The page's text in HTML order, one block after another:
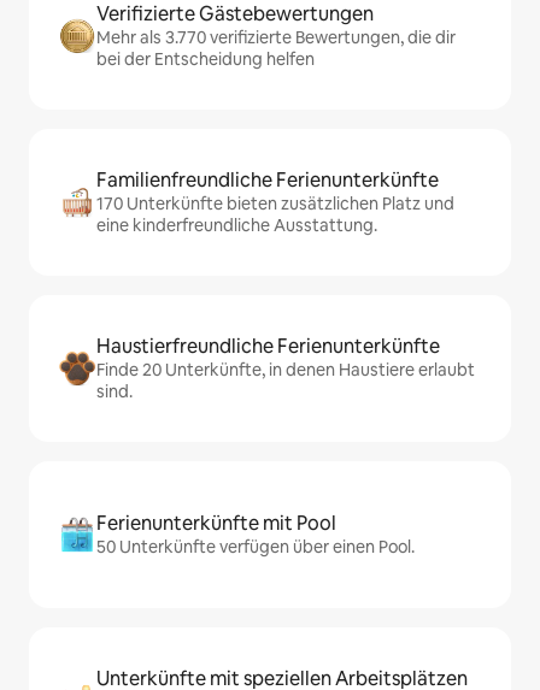
Verifizierte Gästebewertungen
Mehr als 3.770 verifizierte Bewertungen, die dir
bei der Entscheidung helfen
Familienfreundliche Ferienunterkünfte
170 Unterkünfte bieten zusätzlichen Platz und
eine kinderfreundliche Ausstattung.
Haustierfreundliche Ferienunterkünfte
Finde 20 Unterkünfte, in denen Haustiere erlaubt
sind.
Ferienunterkünfte mit Pool
50 Unterkünfte verfügen über einen Pool.
Unterkünfte mit speziellen Arbeitsplätzen